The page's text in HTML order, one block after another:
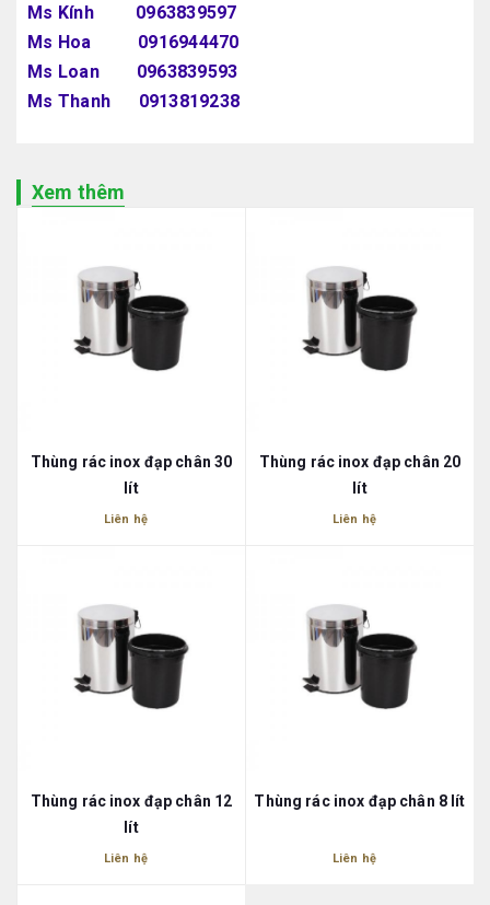
Ms Kính 0963839597
Ms Hoa 0916944470
Ms Loan 0963839593
Ms Thanh 0913819238
Xem thêm
Thùng rác inox đạp chân 30
lít
Liên hệ
Thùng rác inox đạp chân 20
lít
Liên hệ
Thùng rác inox đạp chân 12
lít
Liên hệ
Thùng rác inox đạp chân 8 lít
Liên hệ